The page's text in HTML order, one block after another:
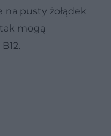
na pusty żołądek
mogą